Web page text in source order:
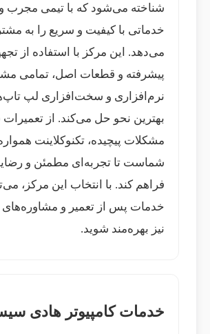
شناخته می‌شود که با تیمی مجرب
خدماتی با کیفیت و سریع را به
می‌دهد. این مرکز با استفاده از
پیشرفته و قطعات اصل، تمامی
نرم‌افزاری و سخت‌افزاری لپ
بهترین نحو حل می‌کند. از تعمیرات
مشکلات پیچیده، تکنوکلاینت همواره
شماست تا تجربه‌ای مطمئن و
فراهم کند. با انتخاب این مرکز،
خدمات پس از تعمیر و
نیز بهره‌مند شوید.
خدمات کامپیوتر هادی